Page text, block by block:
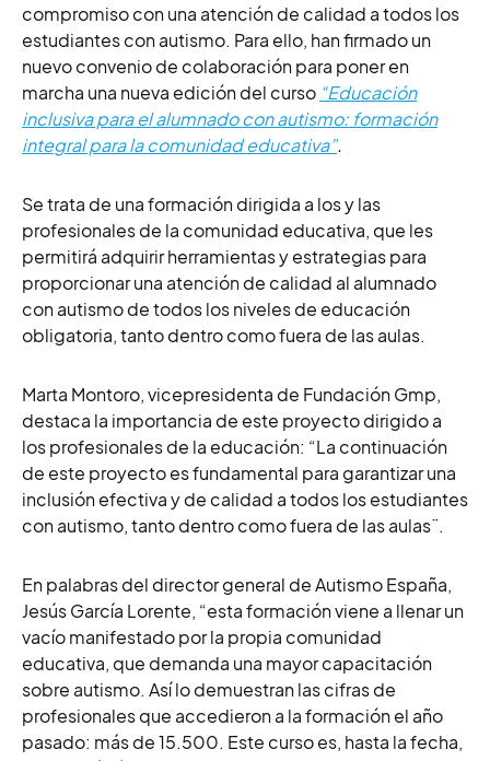
compromiso con una atención de calidad a todos los
estudiantes con autismo. Para ello, han firmado un
nuevo convenio de colaboración para poner en
marcha una nueva edición del curso “Educación
inclusiva para el alumnado con autismo: formación
integral para la comunidad educativa”.
Se trata de una formación dirigida a los y las
profesionales de la comunidad educativa, que les
permitirá adquirir herramientas y estrategias para
proporcionar una atención de calidad al alumnado
con autismo de todos los niveles de educación
obligatoria, tanto dentro como fuera de las aulas.
Marta Montoro, vicepresidenta de Fundación Gmp,
destaca la importancia de este proyecto dirigido a
los profesionales de la educación: “La continuación
de este proyecto es fundamental para garantizar una
inclusión efectiva y de calidad a todos los estudiantes
con autismo, tanto dentro como fuera de las aulas¨.
En palabras del director general de Autismo España,
Jesús García Lorente, “esta formación viene a llenar un
vacío manifestado por la propia comunidad
educativa, que demanda una mayor capacitación
sobre autismo. Así lo demuestran las cifras de
profesionales que accedieron a la formación el año
pasado: más de 15.500. Este curso es, hasta la fecha,